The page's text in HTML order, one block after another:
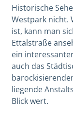
Historische
Westpark nicht.
ist, kann man
Ettalstraße
ein
auch das
liegende
Blick wert.